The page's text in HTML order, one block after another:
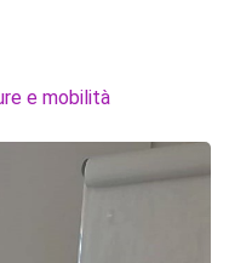
e mobilità